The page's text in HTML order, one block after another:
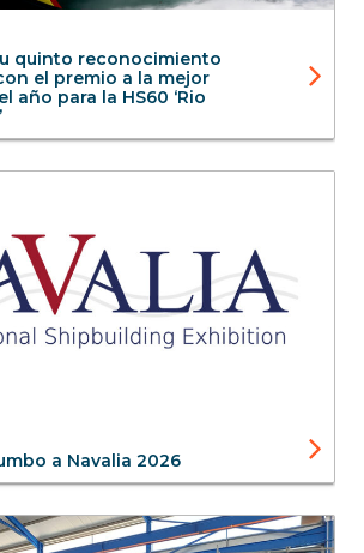
quinto reconocimiento
el premio a la mejor
año para la HS60 ‘Rio
a Navalia 2026